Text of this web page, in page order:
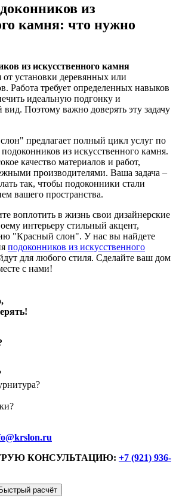
из
камня: что нужно
из искусственного камня
от установки деревянных или
Работа требует определенных навыков
идеальную подгонку и
Поэтому важно доверять эту задачу
предлагает полный цикл услуг по
из искусственного камня.
качество материалов и работ,
производителями. Ваша задача –
так, чтобы подоконники стали
вашего пространства.
воплотить в жизнь свои дизайнерские
интерьеру стильный акцент,
"Красный слон". У нас вы найдете
подоконников из искусственного
для любого стиля. Сделайте ваш дом
с нами!
КОНСУЛЬТАЦИЮ: +7 (921) 936-
Быстрый расчёт